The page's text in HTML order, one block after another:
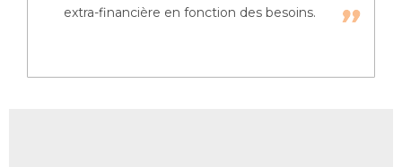
extra-financière en fonction des besoins.